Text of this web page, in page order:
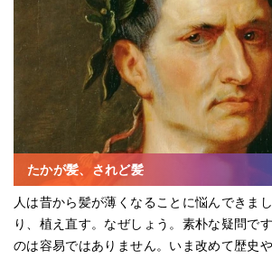
たかが髪、されど髪
人は昔から髪が薄くなることに悩んできま
り、植え直す。なぜしょう。素朴な疑問で
のは容易ではありません。いま改めて歴史